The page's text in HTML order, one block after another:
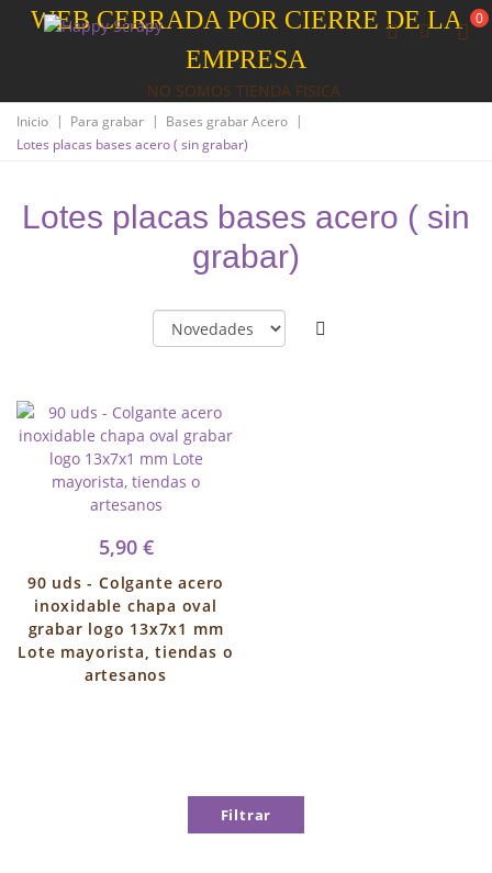
WEB CERRADA POR CIERRE DE LA
EMPRESA
NO SOMOS TIENDA FISICA
0
Inicio | Para grabar | Bases grabar Acero |
Lotes placas bases acero ( sin grabar)
Lotes placas bases acero ( sin
grabar)
5,90 €
90 uds - Colgante acero
inoxidable chapa oval
grabar logo 13x7x1 mm
Lote mayorista, tiendas o
artesanos
Filtrar